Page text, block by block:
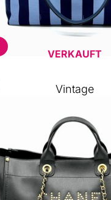
VERKAUFT
Vintage